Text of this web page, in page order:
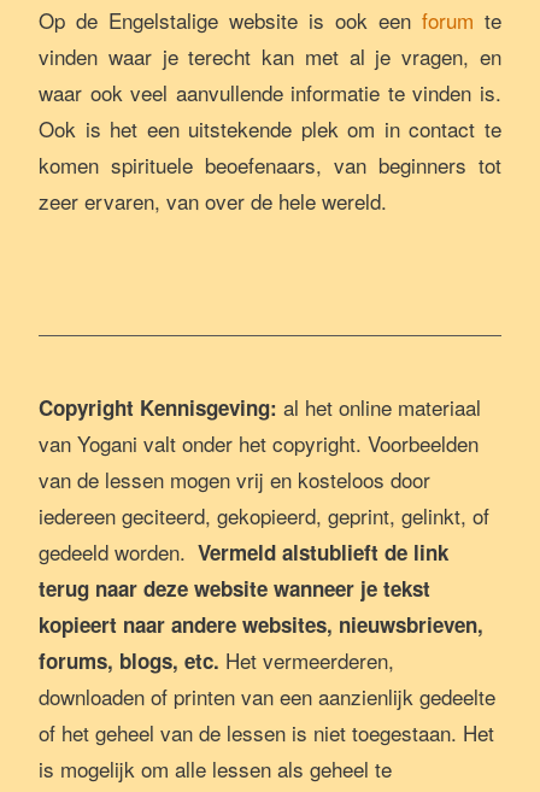
Op de Engelstalige website is ook een forum te
vinden waar je terecht kan met al je vragen, en
waar ook veel aanvullende informatie te vinden is.
Ook is het een uitstekende plek om in contact te
komen spirituele beoefenaars, van beginners tot
zeer ervaren, van over de hele wereld.
Copyright Kennisgeving: al het online materiaal
van Yogani valt onder het copyright. Voorbeelden
van de lessen mogen vrij en kosteloos door
iedereen geciteerd, gekopieerd, geprint, gelinkt, of
gedeeld worden. Vermeld alstublieft de link
terug naar deze website wanneer je tekst
kopieert naar andere websites, nieuwsbrieven,
forums, blogs, etc. Het vermeerderen,
downloaden of printen van een aanzienlijk gedeelte
of het geheel van de lessen is niet toegestaan. Het
is mogelijk om alle lessen als geheel te